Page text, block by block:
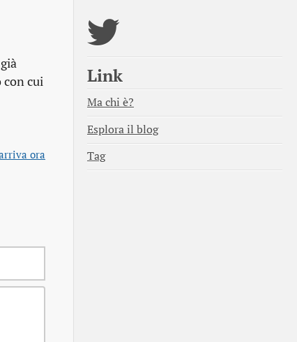
con cui
ora
Link
Ma chi è?
Esplora il blog
Tag